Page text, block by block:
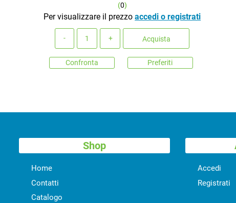
(0)
Per visualizzare il prezzoaccedi o registrati
Acquista
Confronta Preferiti
Shop
Home
Contatti
Catalogo
Accedi
Registrati